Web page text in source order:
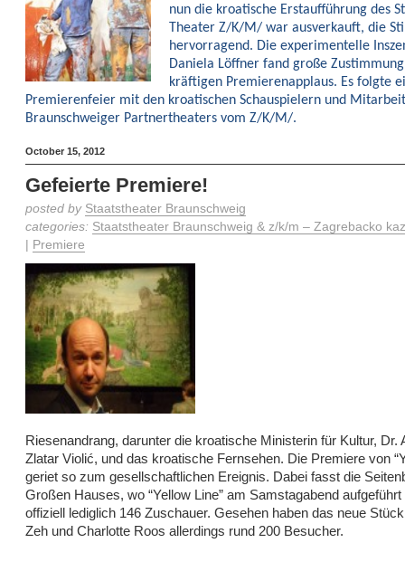
nun die kroatische Erstaufführung des
Theater Z/K/M/ war ausverkauft, die
hervorragend. Die experimentelle
Daniela Löffner fand große
kräftigen Premierenapplaus. Es folgte
Premierenfeier mit den kroatischen Schauspielern und
Braunschweiger Partnertheaters vom Z/K/M/.
October 15, 2012
Gefeierte Premiere!
posted by Staatstheater Braunschweig
categories: Staatstheater Braunschweig & z/k/m – Zagrebacko
Premiere
Riesenandrang, darunter die kroatische Ministerin für Kultur, Dr.
Zlatar Violić, und das kroatische Fernsehen. Die Premiere von
geriet so zum gesellschaftlichen Ereignis. Dabei fasst die
Großen Hauses, wo “Yellow Line” am Samstagabend aufgeführt
offiziell lediglich 146 Zuschauer. Gesehen haben das neue
Zeh und Charlotte Roos allerdings rund 200 Besucher.